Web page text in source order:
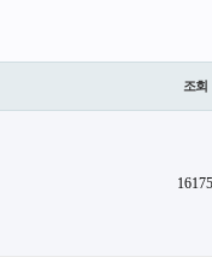
조회
16175